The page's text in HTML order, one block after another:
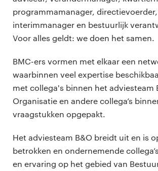
programmamanager, directievoerder,
interimmanager en bestuurlijk
Voor alles geldt: we doen het samen.
BMC-ers vormen met elkaar een
waarbinnen veel expertise
met collega's binnen het adviesteam
Organisatie en andere collega’s
vraagstukken opgepakt.
Het adviesteam B&O breidt uit en is
betrokken en ondernemende
en ervaring op het gebied van